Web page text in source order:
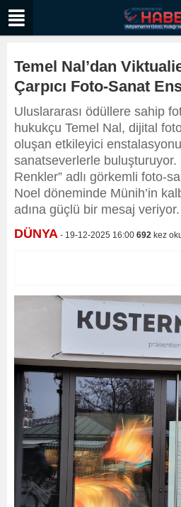
Temel Nal’dan
Çarpıcı Foto-Sanat
Uluslararası ödüllere sahip
hukukçu Temel Nal, dijital
oluşan etkileyici
sanatseverlerle buluşturuyor.
Renkler” adlı görkemli foto-
Noel döneminde Münih’in
adına güçlü bir mesaj veriyor.
DÜNYA - 19-12-2025 16:00 692 kez